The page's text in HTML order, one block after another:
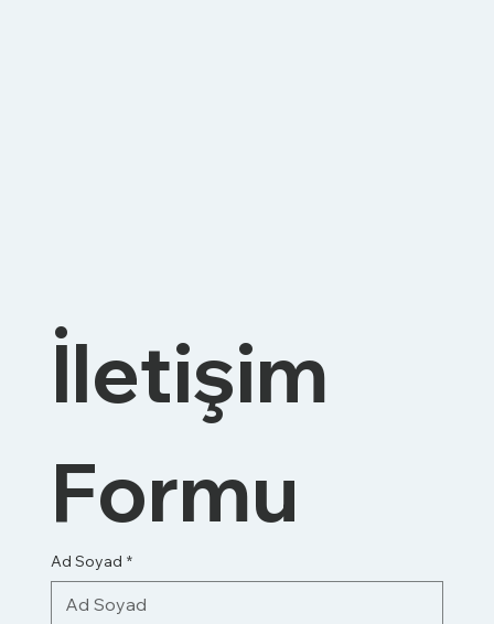
İletişim
Formu
Ad Soyad *